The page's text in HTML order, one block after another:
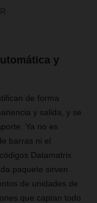
y
de forma
y salida, y se
Ya no es
barras ni el
Datamatrix
paquete sirven
de unidades de
que captan todo